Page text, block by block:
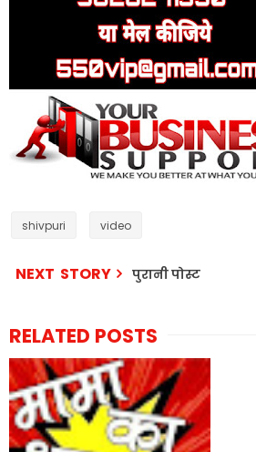
shivpuri video
NEXT STORY पुरानी पोस्ट
RELATED POSTS